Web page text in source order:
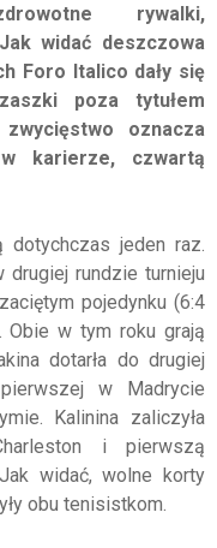
rywalki,
widać deszczowa
Foro Italico dały się
poza tytułem
oznacza
karierze, czwartą
jeden raz.
drugiej rundzie turnieju
pojedynku (6:4
Obie w tym roku grają
dotarła do drugiej
w Madrycie
Kalinina zaliczyła
i pierwszą
widać, wolne korty
obu tenisistkom.